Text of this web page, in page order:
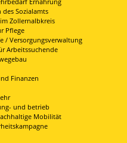
Sozialamts
Zollernalbkreis
Pflege
/ Versorgungsverwaltung
Arbeitssuchende
Finanzen
und betrieb
Mobilität